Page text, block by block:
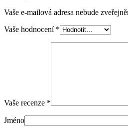
Vaše e-mailová adresa nebude
Vaše hodnocení *
Vaše recenze *
Jméno